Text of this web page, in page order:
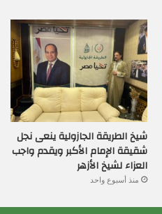
شيخ الطريقة الجازولية ينعى نجل
شقيقة الإمام الأكبر ويقدم واجب
العزاء لشيخ الأزهر
منذ أسبوع واحد